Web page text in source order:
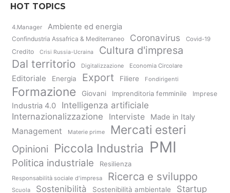
HOT TOPICS
4.Manager Ambiente ed energia
Confindustria Assafrica & Mediterraneo Coronavirus Covid-19
Credito Crisi Russia-Ucraina Cultura d'impresa
Dal territorio Digitalizzazione Economia Circolare
Editoriale Energia Export Filiere Fondirigenti
Formazione Giovani Imprenditoria femminile Imprese
Industria 4.0
Intelligenza artificiale
Internazionalizzazione
Interviste Made in Italy
Management Materie prime Mercati esteri
Opinioni Piccola Industria PMI
Politica industriale Resilienza
Responsabilità sociale d'impresa Ricerca e sviluppo
Scuola Sostenibilità Sostenibilità ambientale
Startup